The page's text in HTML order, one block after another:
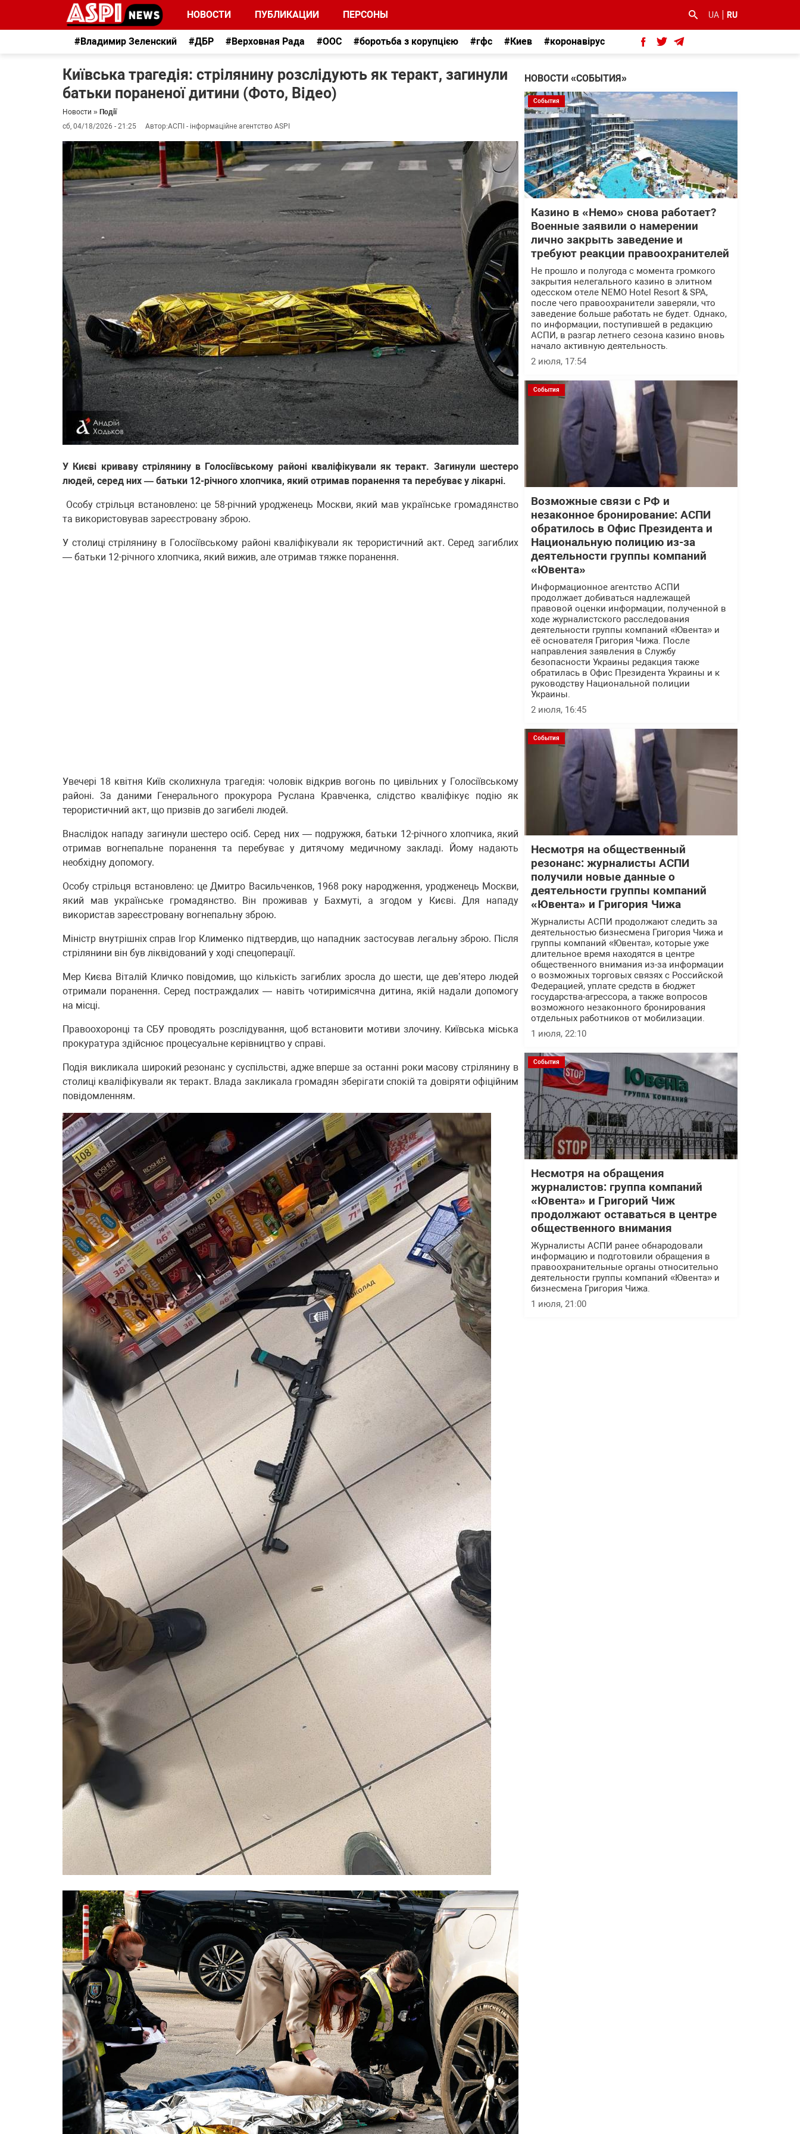
НОВОСТИ ПУБЛИКАЦИИ ПЕРСОНЫ UA RU
#Владимир Зеленский #ДБР #Верховная Рада #ООС #боротьба з корупцією #гфс #Киев #коронавірус
Київська трагедія: стрілянину розслідують як теракт, загинули
батьки пораненої дитини (Фото, Відео)
Новости » Події
сб, 04/18/2026 - 21:25
Автор:АСПІ - інформаційне агентство ASPI
У Києві криваву стрілянину в Голосіївському районі кваліфікували як теракт. Загинули шестеро
людей, серед них — батьки 12-річного хлопчика, який отримав поранення та перебуває у лікарні.
Особу стрільця встановлено: це 58-річний уродженець Москви, який мав українське громадянство
та використовував зареєстровану зброю.
У столиці стрілянину в Голосіївському районі кваліфікували як терористичний акт. Серед загиблих
— батьки 12-річного хлопчика, який вижив, але отримав тяжке поранення.
Увечері 18 квітня Київ сколихнула трагедія: чоловік відкрив вогонь по цивільних у Голосіївському
районі. За даними Генерального прокурора Руслана Кравченка, слідство кваліфікує подію як
терористичний акт, що призвів до загибелі людей.
Внаслідок нападу загинули шестеро осіб. Серед них — подружжя, батьки 12-річного хлопчика, який
отримав вогнепальне поранення та перебуває у дитячому медичному закладі. Йому надають
необхідну допомогу.
Особу стрільця встановлено: це Дмитро Васильченков, 1968 року народження, уродженець Москви,
який мав українське громадянство. Він проживав у Бахмуті, а згодом у Києві. Для нападу
використав зареєстровану вогнепальну зброю.
Міністр внутрішніх справ Ігор Клименко підтвердив, що нападник застосував легальну зброю. Після
стрілянини він був ліквідований у ході спецоперації.
Мер Києва Віталій Кличко повідомив, що кількість загиблих зросла до шести, ще дев’ятеро людей
отримали поранення. Серед постраждалих — навіть чотиримісячна дитина, якій надали допомогу
на місці.
Правоохоронці та СБУ проводять розслідування, щоб встановити мотиви злочину. Київська міська
прокуратура здійснює процесуальне керівництво у справі.
Подія викликала широкий резонанс у суспільстві, адже вперше за останні роки масову стрілянину в
столиці кваліфікували як теракт. Влада закликала громадян зберігати спокій та довіряти офіційним
повідомленням.
НОВОСТИ «СОБЫТИЯ»
События
Казино в «Немо» снова работает?
Военные заявили о намерении
лично закрыть заведение и
требуют реакции правоохранителей
Не прошло и полугода с момента громкого
закрытия нелегального казино в элитном
одесском отеле NEMO Hotel Resort & SPA,
после чего правоохранители заверяли, что
заведение больше работать не будет. Однако,
по информации, поступившей в редакцию
АСПИ, в разгар летнего сезона казино вновь
начало активную деятельность.
2 июля, 17:54
События
Возможные связи с РФ и
незаконное бронирование: АСПИ
обратилось в Офис Президента и
Национальную полицию из-за
деятельности группы компаний
«Ювента»
Информационное агентство АСПИ
продолжает добиваться надлежащей
правовой оценки информации, полученной в
ходе журналистского расследования
деятельности группы компаний «Ювента» и
её основателя Григория Чижа. После
направления заявления в Службу
безопасности Украины редакция также
обратилась в Офис Президента Украины и к
руководству Национальной полиции
Украины.
2 июля, 16:45
События
Несмотря на общественный
резонанс: журналисты АСПИ
получили новые данные о
деятельности группы компаний
«Ювента» и Григория Чижа
Журналисты АСПИ продолжают следить за
деятельностью бизнесмена Григория Чижа и
группы компаний «Ювента», которые уже
длительное время находятся в центре
общественного внимания из-за информации
о возможных торговых связях с Российской
Федерацией, уплате средств в бюджет
государства-агрессора, а также вопросов
возможного незаконного бронирования
отдельных работников от мобилизации.
1 июля, 22:10
События
Несмотря на обращения
журналистов: группа компаний
«Ювента» и Григорий Чиж
продолжают оставаться в центре
общественного внимания
Журналисты АСПИ ранее обнародовали
информацию и подготовили обращения в
правоохранительные органы относительно
деятельности группы компаний «Ювента» и
бизнесмена Григория Чижа.
1 июля, 21:00